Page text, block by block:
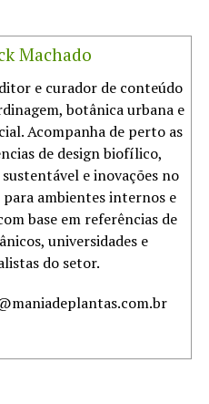
Machado
e curador de conteúdo
botânica urbana e
Acompanha de perto as
de design biofílico,
e inovações no
ambientes internos e
base em referências de
universidades e
do setor.